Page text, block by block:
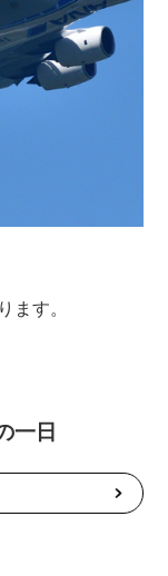
ます。
一日